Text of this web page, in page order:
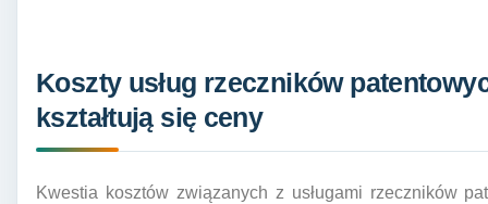
Koszty usług rzeczników
kształtują się ceny
Kwestia kosztów związanych z usługami rzeczników